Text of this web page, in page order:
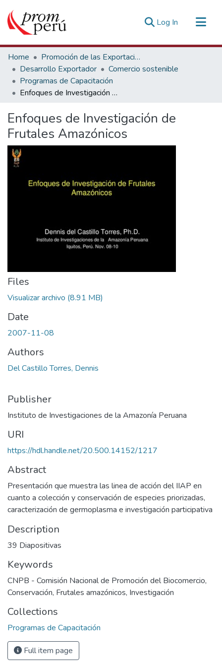
Log In (current)
Communities & Collections
All of DSpace
Statistics
Estadísticas Externas
Home
Promoción de las Exportaciones
Desarrollo Exportador
Comercio sostenible
Programas de Capacitación
Enfoques de Investigación de Frutales Amazónicos
Enfoques de Investigación de
Frutales Amazónicos
Files
Visualizar archivo (8.91 MB)
Date
2007-11-08
Authors
Del Castillo Torres, Dennis
Publisher
Instituto de Investigaciones de la Amazonía Peruana
URI
https://hdl.handle.net/20.500.14152/1217
Abstract
Presentación que muestra las linea de acción del IIAP en
cuanto a colección y conservación de especies priorizadas,
caracterización de germoplasma e investigación participativa
Description
39 Diapositivas
Keywords
CNPB - Comisión Nacional de Promoción del Biocomercio,
Conservación, Frutales amazónicos, Investigación
Collections
Programas de Capacitación
Full item page